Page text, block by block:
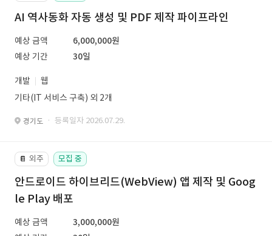
AI 역사동화 자동 생성 및 PDF 제작 파이프라인
예상 금액
6,000,000원
예상 기간
30일
개발
웹
기타(IT 서비스 구축) 외 2개
경기도 · 등록일자 2026.07.29.
📔 외주 모집 중
안드로이드 하이브리드(WebView) 앱 제작 및 Goog
le Play 배포
예상 금액
3,000,000원